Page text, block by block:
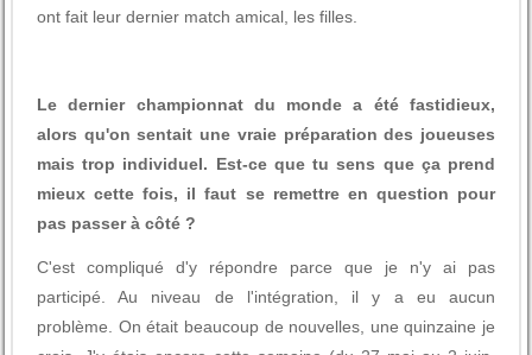
ont fait leur dernier match amical, les filles.
Le dernier championnat du monde a été fastidieux,
alors qu'on sentait une vraie préparation des joueuses
mais trop individuel. Est-ce que tu sens que ça prend
mieux cette fois, il faut se remettre en question pour
pas passer à côté ?
C'est compliqué d'y répondre parce que je n'y ai pas
participé. Au niveau de l'intégration, il y a eu aucun
problème. On était beaucoup de nouvelles, une quinzaine je